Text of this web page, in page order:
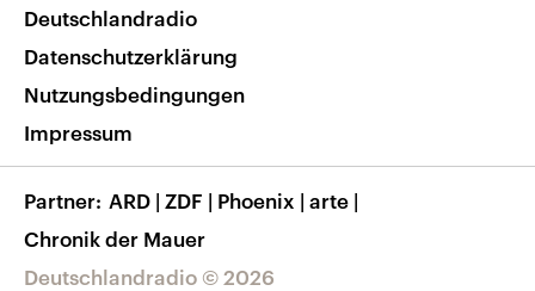
Nachrichten App
Frequenzen
Veranstaltungen
Musikliste
RSS
Barrierefreiheit
Deutschlandradio © 2026
Deutschlandradio
Datenschutzerklärung
Nutzungsbedingungen
Impressum
Partner ARD | ZDF | Phoenix | arte |
Chronik der Mauer